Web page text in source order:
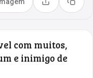
Compartilhar
Copiar
com muitos,
e inimigo de